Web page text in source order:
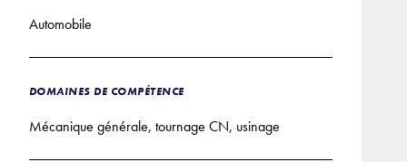
Automobile
DOMAINES DE COMPÉTENCE
Mécanique générale, tournage CN, usinage